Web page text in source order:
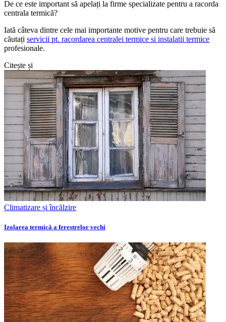
De ce este important să apelați la firme specializate pentru a racorda
centrala termică?
Iată câteva dintre cele mai importante motive pentru care trebuie să
căutați servicii pt. racordarea centralei termice si instalatii termice
profesionale.
Citește și
Climatizare și încălzire
Izolarea termică a ferestrelor vechi